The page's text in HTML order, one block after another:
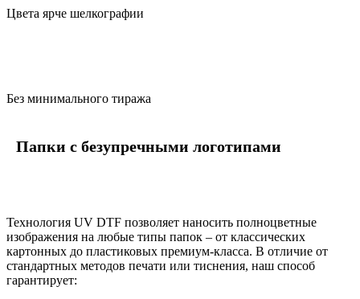
Цвета ярче шелкографии
Без минимального тиража
Папки с безупречными логотипами
Технология UV DTF позволяет наносить полноцветные
изображения на любые типы папок – от классических
картонных до пластиковых премиум-класса. В отличие от
стандартных методов печати или тиснения, наш способ
гарантирует: